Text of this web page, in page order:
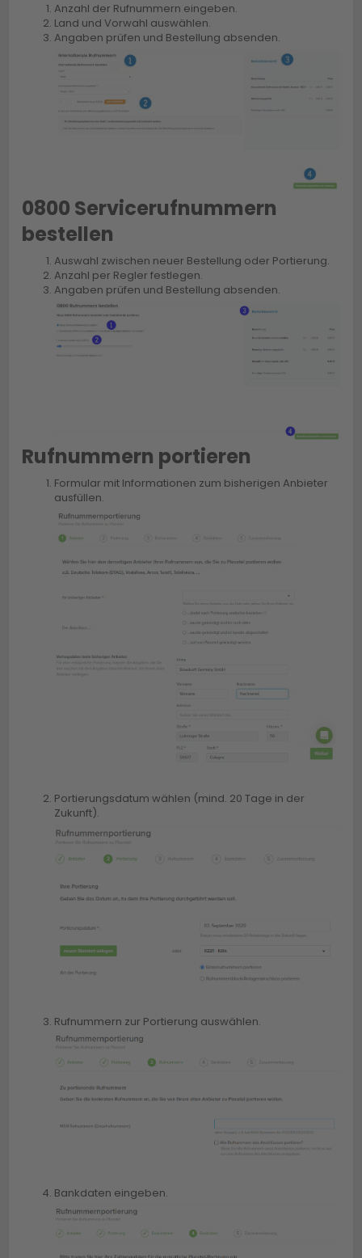
Anzahl der Rufnummern eingeben.
Land und Vorwahl auswählen.
Angaben prüfen und Bestellung absenden.
0800 Servicerufnummern
bestellen
Auswahl zwischen neuer Bestellung oder Portierung.
Anzahl per Regler festlegen.
Angaben prüfen und Bestellung absenden.
Rufnummern portieren
Formular mit Informationen zum bisherigen Anbieter
ausfüllen.
Portierungsdatum wählen (mind. 20 Tage in der
Zukunft).
Rufnummern zur Portierung auswählen.
Bankdaten eingeben.